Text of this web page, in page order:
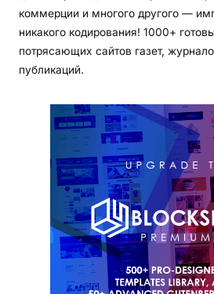
коммерции и многого другого —
никакого кодирования! 1000+
потрясающих сайтов газет,
публикаций.